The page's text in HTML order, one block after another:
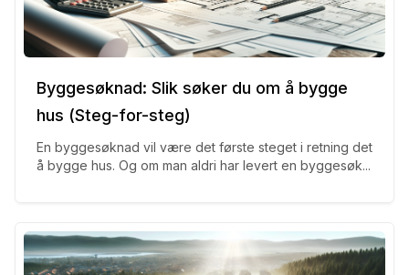
Byggesøknad: Slik søker du om å bygge
hus (Steg-for-steg)
En byggesøknad vil være det første steget i retning det
å bygge hus. Og om man aldri har levert en byggesøk...